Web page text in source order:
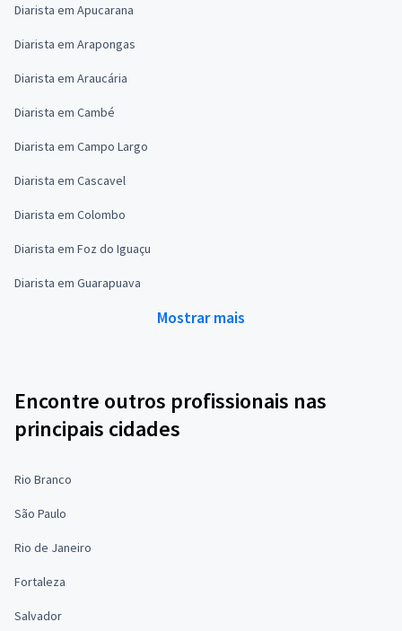
Diarista em Apucarana
Diarista em Arapongas
Diarista em Araucária
Diarista em Cambé
Diarista em Campo Largo
Diarista em Cascavel
Diarista em Colombo
Diarista em Foz do Iguaçu
Diarista em Guarapuava
Mostrar mais
Encontre outros profissionais nas
principais cidades
Rio Branco
São Paulo
Rio de Janeiro
Fortaleza
Salvador